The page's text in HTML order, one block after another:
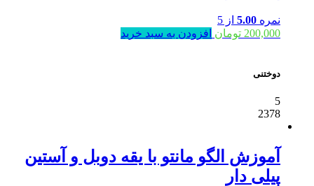
نمره 5.00 از 5
200,000 تومان افزودن به سبد خرید
دوختنی
5
2378
آموزش الگو مانتو با یقه دوبل و آستین
پیلی دار